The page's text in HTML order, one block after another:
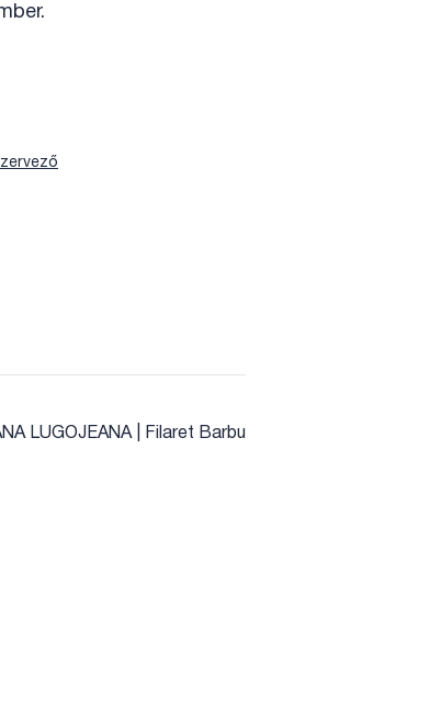
LUGOJEANA | Filaret Barbu